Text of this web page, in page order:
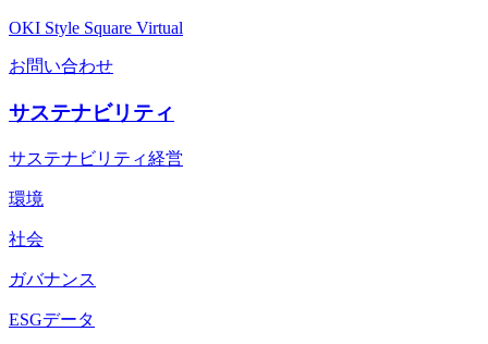
OKI Style Square Virtual
お問い合わせ
サステナビリティ
サステナビリティ経営
環境
社会
ガバナンス
ESGデータ